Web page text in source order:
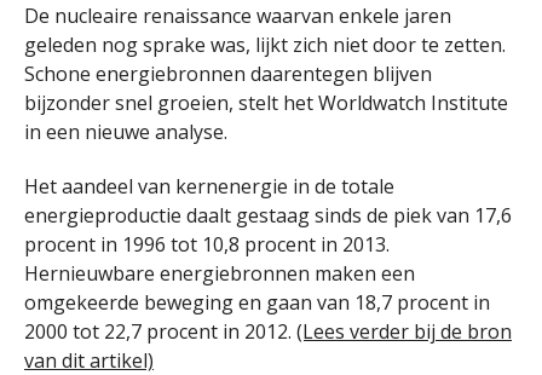
De nucleaire renaissance waarvan enkele jaren
geleden nog sprake was, lijkt zich niet door te zetten.
Schone energiebronnen daarentegen blijven
bijzonder snel groeien, stelt het Worldwatch Institute
in een nieuwe analyse.
Het aandeel van kernenergie in de totale
energieproductie daalt gestaag sinds de piek van 17,6
procent in 1996 tot 10,8 procent in 2013.
Hernieuwbare energiebronnen maken een
omgekeerde beweging en gaan van 18,7 procent in
2000 tot 22,7 procent in 2012. (Lees verder bij de bron
van dit artikel)